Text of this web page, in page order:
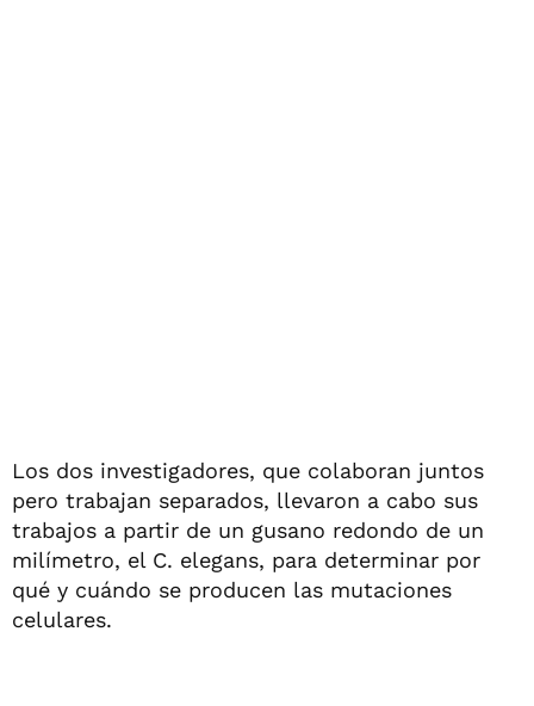
Los dos investigadores, que colaboran juntos
pero trabajan separados, llevaron a cabo sus
trabajos a partir de un gusano redondo de un
milímetro, el C. elegans, para determinar por
qué y cuándo se producen las mutaciones
celulares.